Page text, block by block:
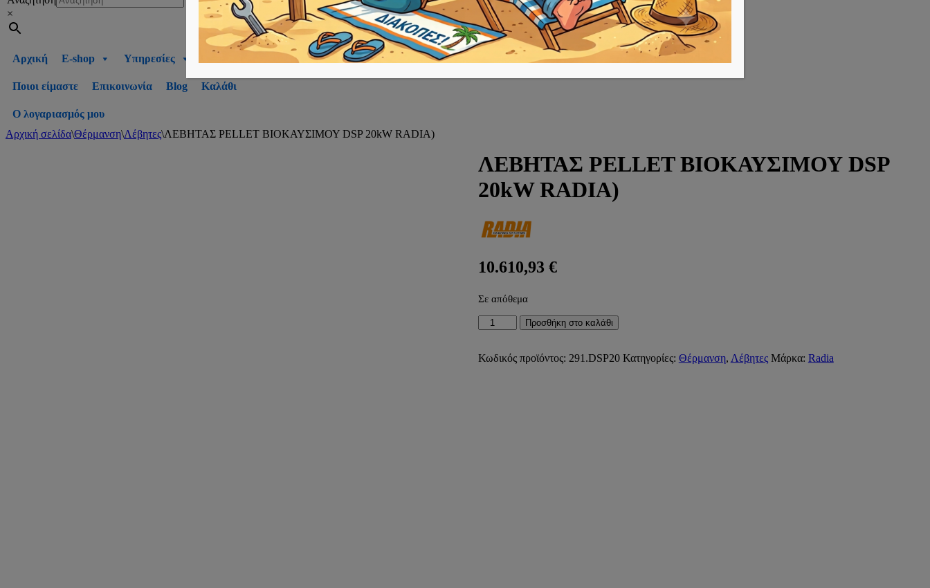
×
Αρχική E-shop Υπηρεσίες
Ποιοι είμαστε Επικοινωνία Blog Καλάθι
Ο λογαριασμός μου
Αρχική σελίδα\Θέρμανση\Λέβητες\ΛΕΒΗΤΑΣ PELLET ΒΙΟΚΑΥΣΙΜΟΥ DSP 20kW RADIA)
ΛΕΒΗΤΑΣ PELLET ΒΙΟΚΑΥΣΙΜΟΥ DSP
20kW RADIA)
10.610,93 €
Σε απόθεμα
ΛΕΒΗΤΑΣ
PELLET
DSP
Προσθήκη στο καλάθι
Κωδικός προϊόντος: 291.DSP20 Κατηγορίες: Θέρμανση, Λέβητες Μάρκα: Radia